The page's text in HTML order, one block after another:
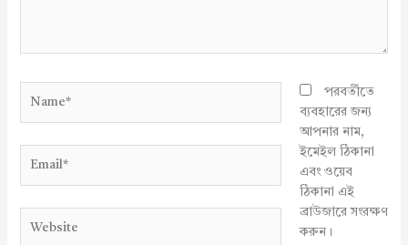
পরবর্তীতে
ব্যবহারের জন্য
আপনার নাম,
ইমেইল ঠিকানা
এবং ওয়েব
ঠিকানা এই
ব্রাউজারে সংরক্ষণ
করুন।